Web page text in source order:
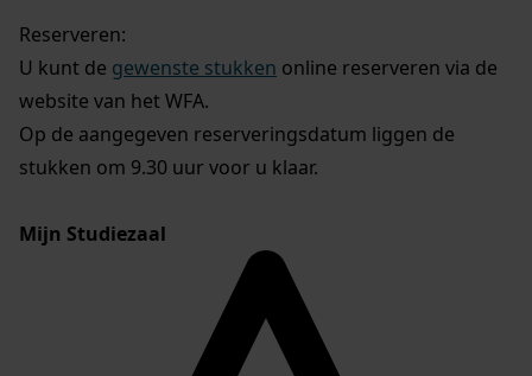
Reserveren:
U kunt de gewenste stukken online reserveren via de
website van het WFA.
Op de aangegeven reserveringsdatum liggen de
stukken om 9.30 uur voor u klaar.
Mijn Studiezaal